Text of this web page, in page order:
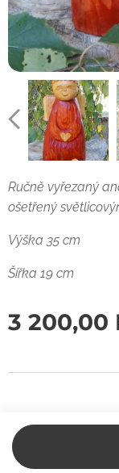
Ručně vyřezaný
ošetřený
Výška 35 cm
Šířka 19 cm
3 200,00